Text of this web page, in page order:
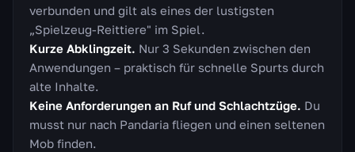
verbunden und gilt als eines der lustigsten
„Spielzeug-Reittiere" im Spiel.
Kurze Abklingzeit. Nur 3 Sekunden zwischen den
Anwendungen – praktisch für schnelle Spurts durch
alte Inhalte.
Keine Anforderungen an Ruf und Schlachtzüge. Du
musst nur nach Pandaria fliegen und einen seltenen
Mob finden.